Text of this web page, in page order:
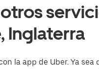
Inglaterra
la app de Uber. Ya sea